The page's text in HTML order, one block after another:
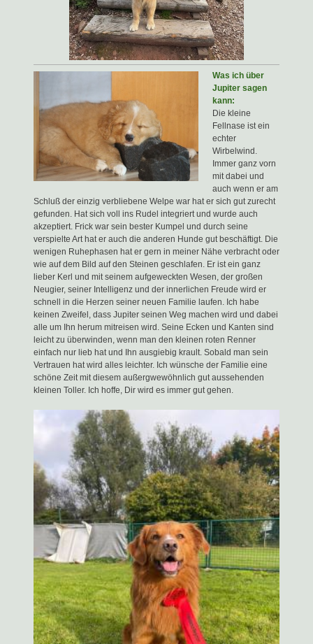
Was ich über
Jupiter sagen
kann:
Die kleine
Fellnase ist ein
echter
Wirbelwind.
Immer ganz vorn
mit dabei und
auch wenn er am
Schluß der einzig verbliebene Welpe war hat er sich gut zurecht
gefunden. Hat sich voll ins Rudel integriert und wurde auch
akzeptiert. Frick war sein bester Kumpel und durch seine
verspielte Art hat er auch die anderen Hunde gut beschäftigt. Die
wenigen Ruhephasen hat er gern in meiner Nähe verbracht oder
wie auf dem Bild auf den Steinen geschlafen. Er ist ein ganz
lieber Kerl und mit seinem aufgeweckten Wesen, der großen
Neugier, seiner Intelligenz und der innerlichen Freude wird er
schnell in die Herzen seiner neuen Familie laufen. Ich habe
keinen Zweifel, dass Jupiter seinen Weg machen wird und dabei
alle um Ihn herum mitreisen wird. Seine Ecken und Kanten sind
leicht zu überwinden, wenn man den kleinen roten Renner
einfach nur lieb hat und Ihn ausgiebig krault. Sobald man sein
Vertrauen hat wird alles leichter. Ich wünsche der Familie eine
schöne Zeit mit diesem außergwewöhnlich gut aussehenden
kleinen Toller. Ich hoffe, Dir wird es immer gut gehen.